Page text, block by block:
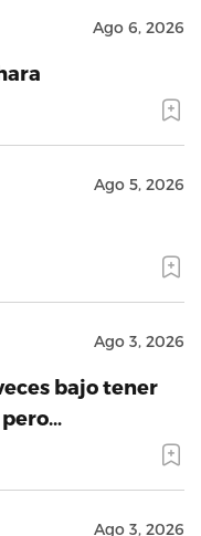
Ago 6, 2026
Ago 5, 2026
Ago 3, 2026
bajo tener
pero…
Ago 3, 2026